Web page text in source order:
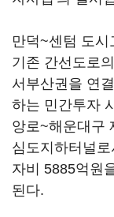
만덕~센텀 도
기존 간선도로
서부산권을 연
하는 민간투자
앙로~해운대구
심도지하터널
자비 5885억원
된다.